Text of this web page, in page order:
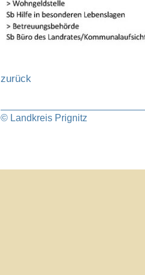
zurück
© Landkreis Prignitz